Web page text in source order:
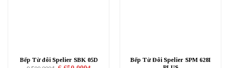
Bếp Từ đôi Spelier SBK 05D
Bếp Từ Đôi Spelier SPM 628I